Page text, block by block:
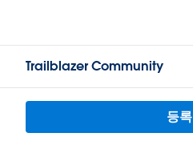
Trailblazer Community
등록